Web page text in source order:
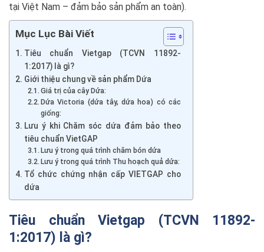
tại Việt Nam – đảm bảo sản phẩm an toàn).
Mục Lục Bài Viết
Tiêu chuẩn Vietgap (TCVN 11892-
1:2017) là gì?
Giới thiệu chung về sản phẩm Dứa
Giá trị của cây Dứa:
Dứa Victoria (dứa tây, dứa hoa) có các
giống:
Lưu ý khi Chăm sóc dứa đảm bảo theo
tiêu chuẩn VietGAP
Lưu ý trong quá trình chăm bón dứa
Lưu ý trong quá trình Thu hoạch quả dứa:
Tổ chức chứng nhận cấp VIETGAP cho
dứa
Tiêu chuẩn Vietgap (TCVN 11892-
1:2017) là gì?